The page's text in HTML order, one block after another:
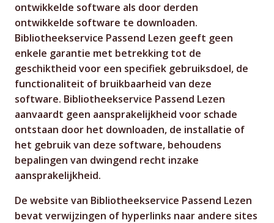
ontwikkelde software als door derden
ontwikkelde software te downloaden.
Bibliotheekservice Passend Lezen geeft geen
enkele garantie met betrekking tot de
geschiktheid voor een specifiek gebruiksdoel, de
functionaliteit of bruikbaarheid van deze
software. Bibliotheekservice Passend Lezen
aanvaardt geen aansprakelijkheid voor schade
ontstaan door het downloaden, de installatie of
het gebruik van deze software, behoudens
bepalingen van dwingend recht inzake
aansprakelijkheid.
De website van Bibliotheekservice Passend Lezen
bevat verwijzingen of hyperlinks naar andere sites